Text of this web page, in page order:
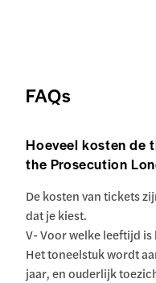
FAQs
Hoeveel kosten de
the Prosecution
De kosten van tickets
dat je kiest.
V- Voor welke leeftijd
Het toneelstuk wordt
jaar, en ouderlijk